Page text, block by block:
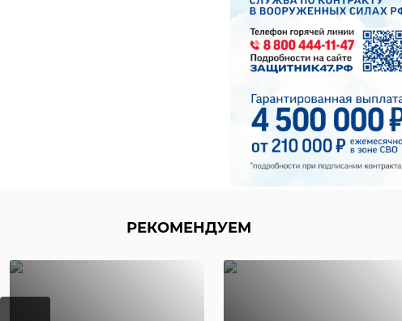
РЕКОМЕНДУЕМ
РЕКОМЕНДУЕМ
пришли на помо
Храбрый молодой
несколько